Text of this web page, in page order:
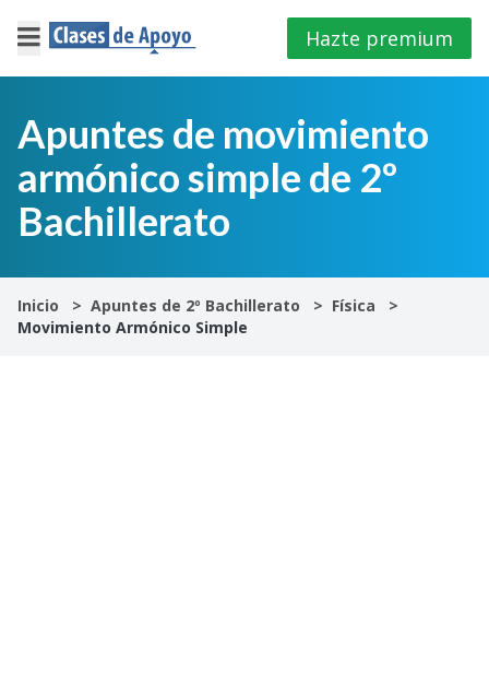
×
Iniciar
sesión
E.S.O
Hazte premium
Apuntes de movimiento
armónico simple de 2º
Bachillerato
Inicio Apuntes de 2º Bachillerato
Física
Movimiento Armónico Simple